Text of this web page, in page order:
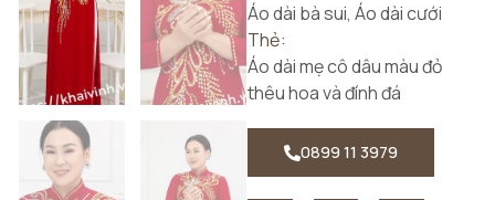
Áo dài bà sui, Áo dài cưới
Thẻ:
Áo dài mẹ cô dâu màu đỏ
thêu hoa và đính đá
0899 11 3979